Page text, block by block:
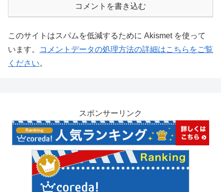
コメントを書き込む
このサイトはスパムを低減するために Akismet を使って
います。
コメントデータの処理方法の詳細はこちらをご覧
ください。
スポンサーリンク